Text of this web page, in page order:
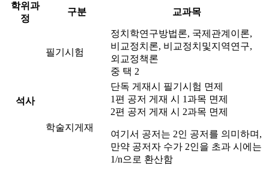
학위과
정
구분 교과목
석사
필기시험
정치학연구방법론, 국제관계이론,
비교정치론, 비교정치및지역연구,
외교정책론
중 택 2
학술지게재
단독 게재시 필기시험 면제
1편 공저 게재 시 1과목 면제
2편 공저 게재 시 2과목 면제
여기서 공저는 2인 공저를 의미하며,
만약 공저자 수가 2인을 초과 시에는
1/n으로 환산함